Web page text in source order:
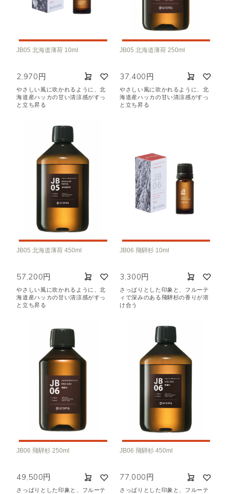
JB05 北海道薄荷 10ml
2,970円
やさしい風に吹かれるように、北
海道産ハッカの甘い清涼感がすっ
と立ち昇る
JB05 北海道薄荷 250ml
37,400円
やさしい風に吹かれるように、北
海道産ハッカの甘い清涼感がすっ
と立ち昇る
JB05 北海道薄荷 450ml
57,200円
やさしい風に吹かれるように、北
海道産ハッカの甘い清涼感がすっ
と立ち昇る
JB06 飛騨杉 10ml
3,300円
さっぱりとした印象と、フルーテ
ィで深みのある飛騨杉の香りが溶
け合う
JB06 飛騨杉 250ml
49,500円
さっぱりとした印象と、フルーテ
JB06 飛騨杉 450ml
77,000円
さっぱりとした印象と、フルーテ